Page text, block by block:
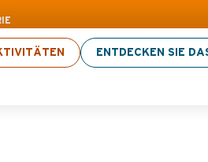
ENTDECKEN SIE